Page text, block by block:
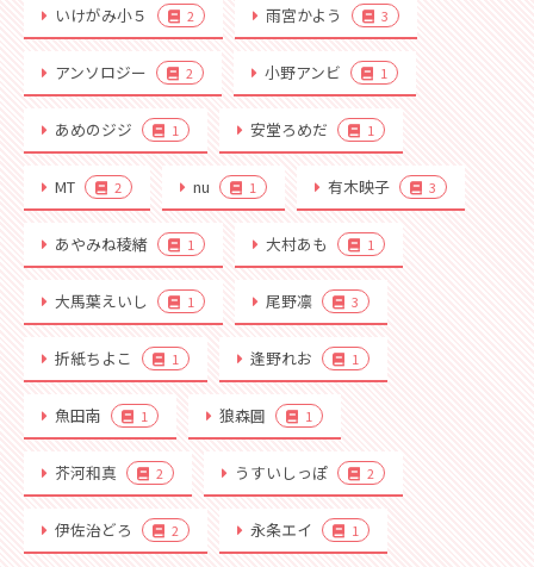
いけがみ小５ 2 雨宮かよう 3
アンソロジー 2 小野アンビ 1
あめのジジ 1 安堂ろめだ 1
MT 2 nu 1 有木映子 3
あやみね稜緒 1 大村あも 1
大馬葉えいし 1 尾野凛 3
折紙ちよこ 1 逢野れお 1
魚田南 1 狼森圓 1
芥河和真 2 うすいしっぽ 2
伊佐治どろ 2 永条エイ 1